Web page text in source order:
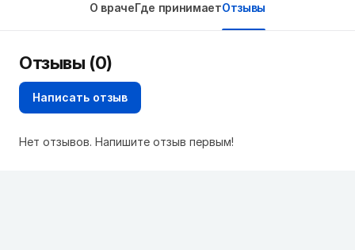
О врачеГде принимаетОтзывы
Отзывы (0)
Написать отзыв
Нет отзывов. Напишите отзыв первым!